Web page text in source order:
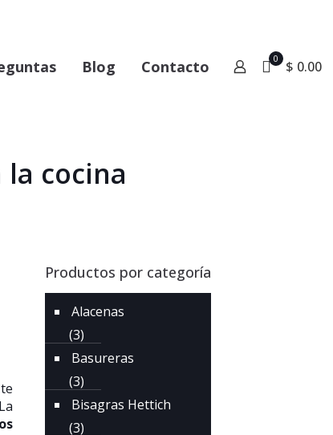
Blog Contacto 0 $ 0.00
cocina
Productos por categoría
Alacenas
(3)
Basureras
(3)
Bisagras Hettich
(3)